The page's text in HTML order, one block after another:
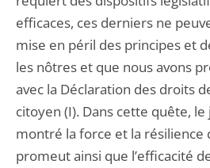
efficaces, ces derniers ne
mise en péril des principes et
les nôtres et que nous avons
avec la Déclaration des droits
citoyen (I). Dans cette quête,
montré la force et la résilience
promeut ainsi que l’efficacité